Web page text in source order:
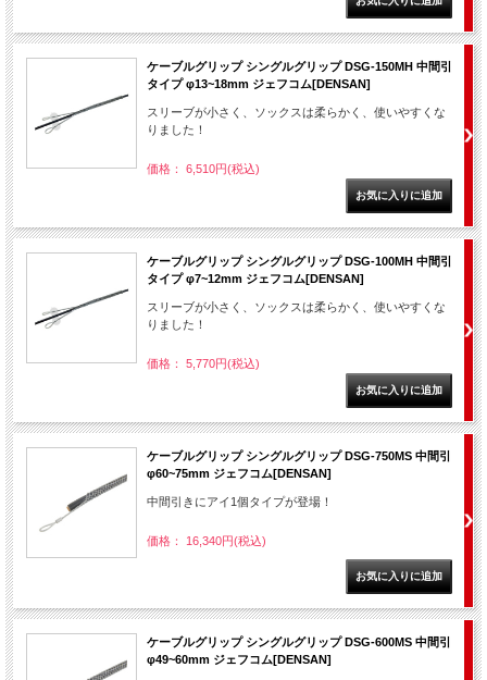
ケーブルグリップ シングルグリップ DSG-150MH 中間引
タイプ φ13~18mm ジェフコム[DENSAN]
スリーブが小さく、ソックスは柔らかく、使いやすくな
りました！
価格： 6,510円(税込)
ケーブルグリップ シングルグリップ DSG-100MH 中間引
タイプ φ7~12mm ジェフコム[DENSAN]
スリーブが小さく、ソックスは柔らかく、使いやすくな
りました！
価格： 5,770円(税込)
ケーブルグリップ シングルグリップ DSG-750MS 中間引
φ60~75mm ジェフコム[DENSAN]
中間引きにアイ1個タイプが登場！
価格： 16,340円(税込)
ケーブルグリップ シングルグリップ DSG-600MS 中間引
φ49~60mm ジェフコム[DENSAN]